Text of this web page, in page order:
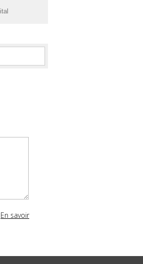
En savoir